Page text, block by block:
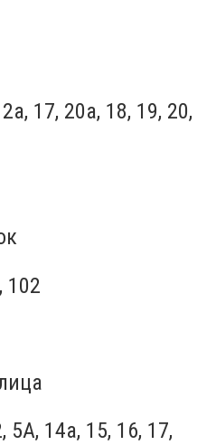
17, 20а, 18, 19, 20,
102
5А, 14а, 15, 16, 17,